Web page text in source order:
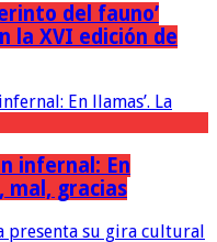
del fauno’
la XVI edición de
infernal: En
mal, gracias